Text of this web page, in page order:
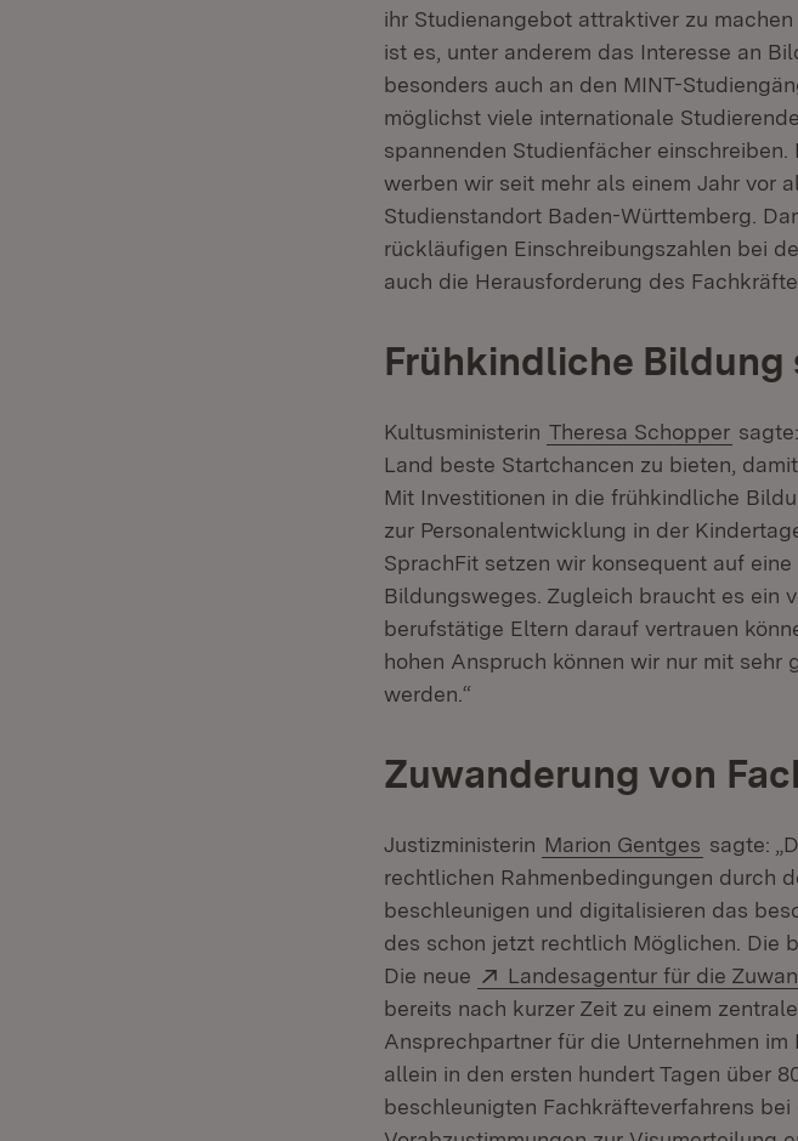
ihr Studienangebot attraktiver zu
ist es, unter anderem das Interesse an
besonders auch an den MINT-
möglichst viele internationale
spannenden Studienfächer einschreiben.
werben wir seit mehr als einem Jahr vor
Studienstandort Baden-Württemberg.
rückläufigen Einschreibungszahlen bei
auch die Herausforderung des
Frühkindliche Bildung
Kultusministerin Theresa Schopper
Land beste Startchancen zu bieten,
Mit Investitionen in die frühkindliche
zur Personalentwicklung in der
SprachFit setzen wir konsequent auf
Bildungsweges. Zugleich braucht es ein
berufstätige Eltern darauf vertrauen
hohen Anspruch können wir nur mit
werden.“
Zuwanderung von
Justizministerin Marion Gentges sagte:
rechtlichen Rahmenbedingungen durch
beschleunigen und digitalisieren das
des schon jetzt rechtlich Möglichen. Die
Die neue
Extern:
Landesagentur für die
bereits nach kurzer Zeit zu einem
Ansprechpartner für die Unternehmen
allein in den ersten hundert Tagen über
beschleunigten Fachkräfteverfahrens